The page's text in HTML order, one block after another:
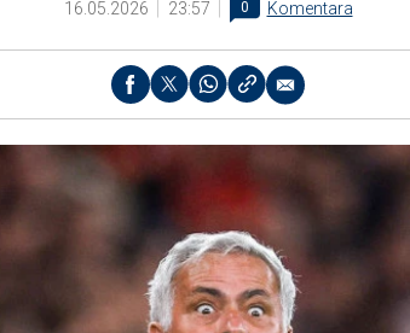
16.05.2026 23:57 0 Komentara